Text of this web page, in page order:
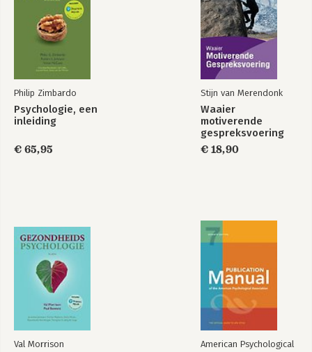
Philip Zimbardo
Psychologie, een
inleiding
€ 65,95
Stijn van Merendonk
Waaier
motiverende
gespreksvoering
€ 18,90
Val Morrison
American Psychological